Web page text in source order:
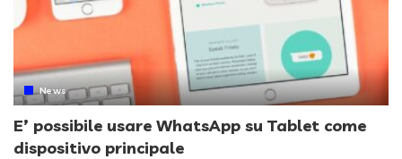
News
E’ possibile usare WhatsApp su Tablet come
dispositivo principale